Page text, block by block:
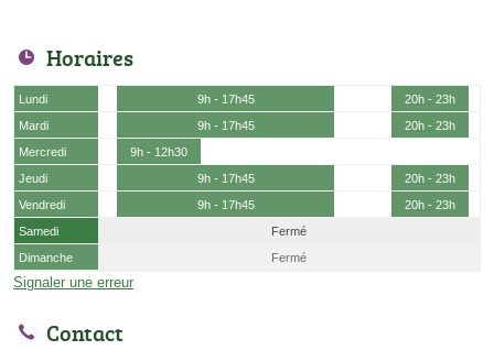
Horaires
Lundi 9h - 17h45
20h - 23h
Mardi
9h - 17h45
20h - 23h
Mercredi
9h - 12h30
Jeudi
9h - 17h45
20h - 23h
Vendredi
9h - 17h45
20h - 23h
Samedi
Fermé
Dimanche
Fermé
Signaler une erreur
Contact